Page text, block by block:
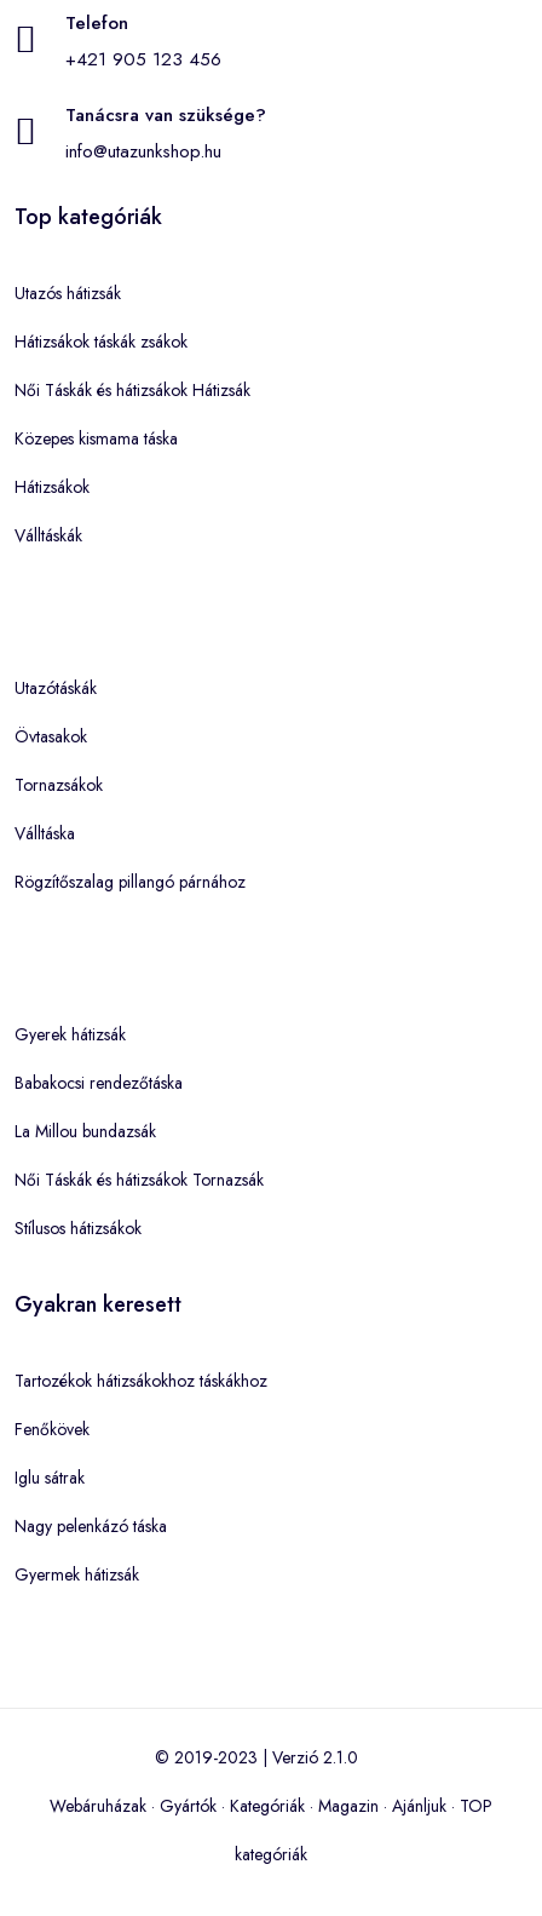
Telefon
+421 905 123 456
Tanácsra van szüksége?
info@utazunkshop.hu
Top kategóriák
Utazós hátizsák
Hátizsákok táskák zsákok
Női Táskák és hátizsákok Hátizsák
Közepes kismama táska
Hátizsákok
Válltáskák
Utazótáskák
Övtasakok
Tornazsákok
Válltáska
Rögzítőszalag pillangó párnához
Gyerek hátizsák
Babakocsi rendezőtáska
La Millou bundazsák
Női Táskák és hátizsákok Tornazsák
Stílusos hátizsákok
Gyakran keresett
Tartozékok hátizsákokhoz táskákhoz
Fenőkövek
Iglu sátrak
Nagy pelenkázó táska
Gyermek hátizsák
© 2019-2023 | Verzió 2.1.0
Webáruházak · Gyártók · Kategóriák · Magazin · Ajánljuk · TOP
kategóriák